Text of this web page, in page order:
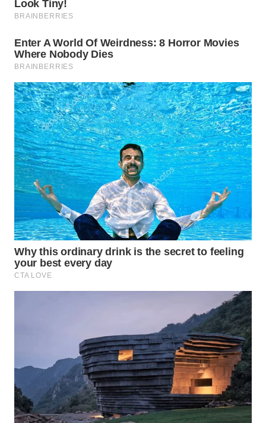
WAHANA
WAHANA
WAHANA
TV
WAHANANEWS
ID
WAHANANEWS
CO ID
WAHANANEWS
NET
WAHANA
WAHANA